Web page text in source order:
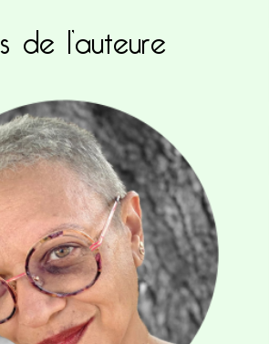
et mon site dans le navigateur pour mon prochain commentaire.
l’auteure